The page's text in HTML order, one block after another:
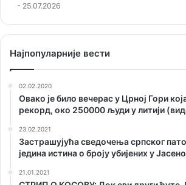
25.07.2026
Наjпопуларније вести
02.02.2020
Овако је било вечерас у Црној Гори
рекорд, око 250000 људи у литији
23.02.2021
Застрашујућа сведочења српског
једина истина о броју убијених у
21.01.2021